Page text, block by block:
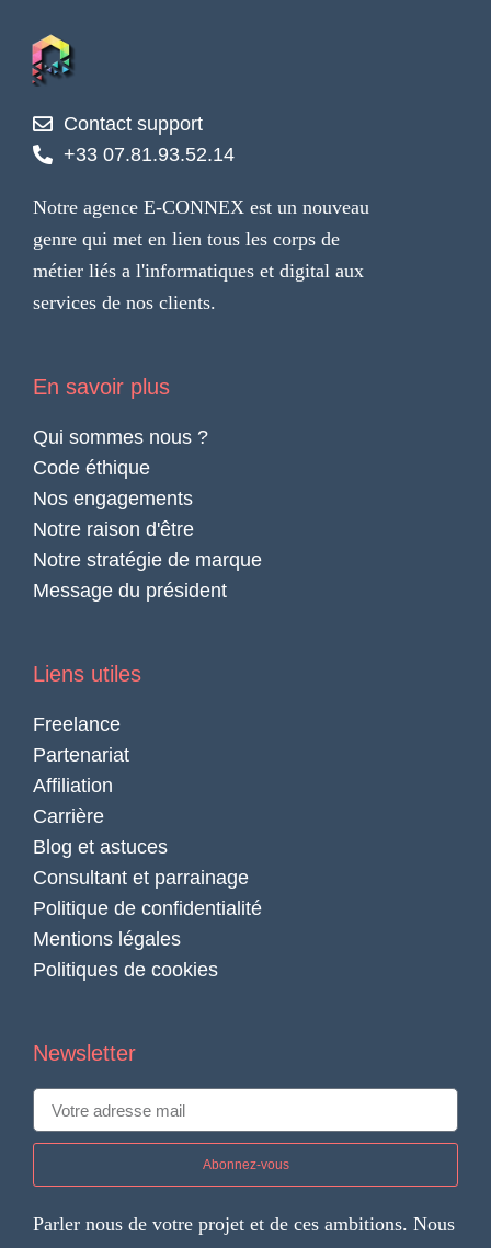
Contact support
+33 07.81.93.52.14
Notre agence E-CONNEX est un nouveau
genre qui met en lien tous les corps de
métier liés a l'informatiques et digital aux
services de nos clients.
En savoir plus
Qui sommes nous ?
Code éthique
Nos engagements
Notre raison d'être
Notre stratégie de marque
Message du président
Liens utiles
Freelance
Partenariat
Affiliation
Carrière
Blog et astuces
Consultant et parrainage
Politique de confidentialité
Mentions légales
Politiques de cookies
Newsletter
Abonnez-vous
Parler nous de votre projet et de ces ambitions. Nous